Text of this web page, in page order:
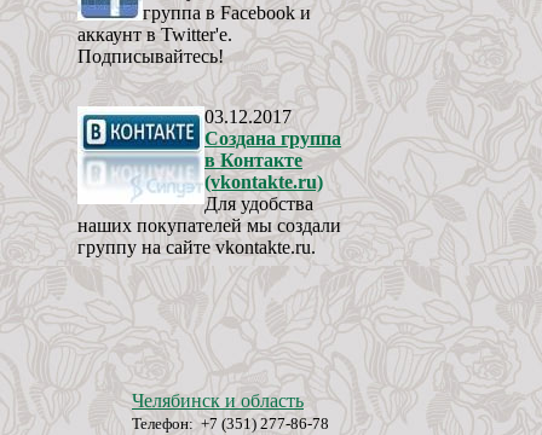
группа в Facebook и
аккаунт в Twitter'e.
Подписывайтесь!
03.12.2017
Создана группа
в Контакте
(vkontakte.ru)
Для удобства
наших покупателей мы создали
группу на сайте vkontakte.ru.
Челябинск и область
Телефон: +7 (351) 277-86-78